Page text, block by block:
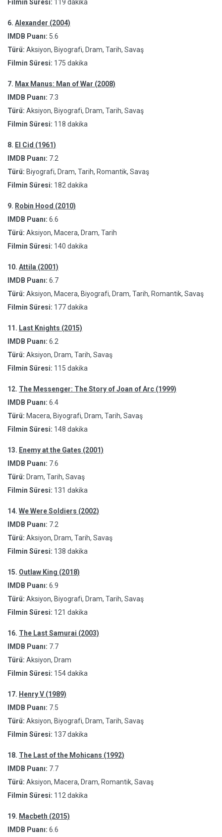
Filmin Süresi: 119 dakika
6. Alexander (2004)
IMDB Puanı: 5.6
Türü: Aksiyon, Biyografi, Dram, Tarih, Savaş
Filmin Süresi: 175 dakika
7. Max Manus: Man of War (2008)
IMDB Puanı: 7.3
Türü: Aksiyon, Biyografi, Dram, Tarih, Savaş
Filmin Süresi: 118 dakika
8. El Cid (1961)
IMDB Puanı: 7.2
Türü: Biyografi, Dram, Tarih, Romantik, Savaş
Filmin Süresi: 182 dakika
9. Robin Hood (2010)
IMDB Puanı: 6.6
Türü: Aksiyon, Macera, Dram, Tarih
Filmin Süresi: 140 dakika
10. Attila (2001)
IMDB Puanı: 6.7
Türü: Aksiyon, Macera, Biyografi, Dram, Tarih, Romantik, Savaş
Filmin Süresi: 177 dakika
11. Last Knights (2015)
IMDB Puanı: 6.2
Türü: Aksiyon, Dram, Tarih, Savaş
Filmin Süresi: 115 dakika
12. The Messenger: The Story of Joan of Arc (1999)
IMDB Puanı: 6.4
Türü: Macera, Biyografi, Dram, Tarih, Savaş
Filmin Süresi: 148 dakika
13. Enemy at the Gates (2001)
IMDB Puanı: 7.6
Türü: Dram, Tarih, Savaş
Filmin Süresi: 131 dakika
14. We Were Soldiers (2002)
IMDB Puanı: 7.2
Türü: Aksiyon, Dram, Tarih, Savaş
Filmin Süresi: 138 dakika
15. Outlaw King (2018)
IMDB Puanı: 6.9
Türü: Aksiyon, Biyografi, Dram, Tarih, Savaş
Filmin Süresi: 121 dakika
16. The Last Samurai (2003)
IMDB Puanı: 7.7
Türü: Aksiyon, Dram
Filmin Süresi: 154 dakika
17. Henry V (1989)
IMDB Puanı: 7.5
Türü: Aksiyon, Biyografi, Dram, Tarih, Savaş
Filmin Süresi: 137 dakika
18. The Last of the Mohicans (1992)
IMDB Puanı: 7.7
Türü: Aksiyon, Macera, Dram, Romantik, Savaş
Filmin Süresi: 112 dakika
19. Macbeth (2015)
IMDB Puanı: 6.6